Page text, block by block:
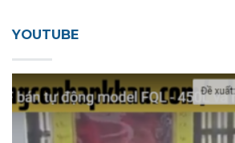
YOUTUBE